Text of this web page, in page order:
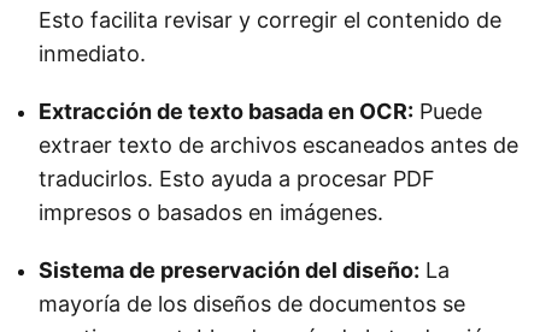
Esto facilita revisar y corregir el contenido de
inmediato.
Extracción de texto basada en OCR: Puede
extraer texto de archivos escaneados antes de
traducirlos. Esto ayuda a procesar PDF
impresos o basados en imágenes.
Sistema de preservación del diseño: La
mayoría de los diseños de documentos se